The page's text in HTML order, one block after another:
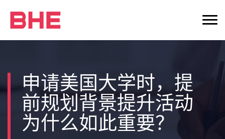
申请美国大学时，提
前规划背景提升活动
为什么如此重要？